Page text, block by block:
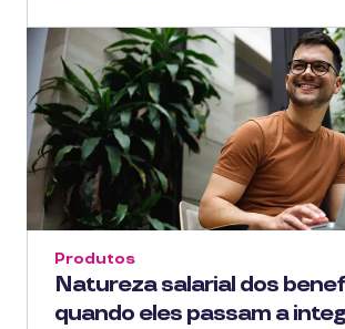
Natureza salarial dos
quando eles passam a
Produtos